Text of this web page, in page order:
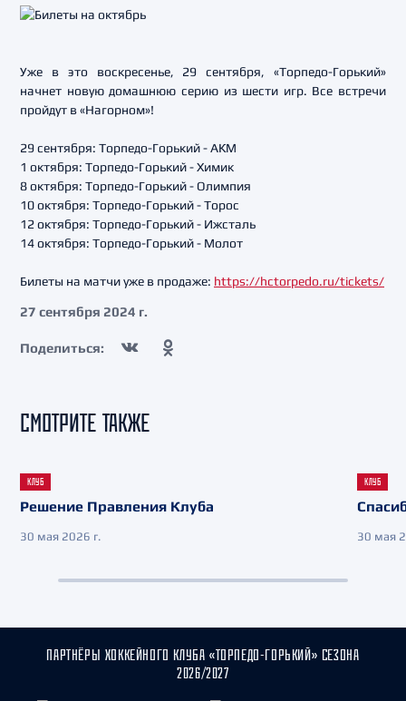
Уже в это воскресенье, 29 сентября, «Торпедо-Горький»
начнет новую домашнюю серию из шести игр. Все встречи
пройдут в «Нагорном»!
29 сентября: Торпедо-Горький - АКМ
1 октября: Торпедо-Горький - Химик
8 октября: Торпедо-Горький - Олимпия
10 октября: Торпедо-Горький - Торос
12 октября: Торпедо-Горький - Ижсталь
14 октября: Торпедо-Горький - Молот
Билеты на матчи уже в продаже: https://hctorpedo.ru/tickets/
27 сентября 2024 г.
Поделиться:
СМОТРИТЕ ТАКЖЕ
КЛУБ
Решение Правления Клуба
30 мая 2026 г.
КЛУБ
30 мая
ПАРТНЁРЫ ХОККЕЙНОГО КЛУБА «ТОРПЕДО-ГОРЬКИЙ» СЕЗОНА
2026/2027